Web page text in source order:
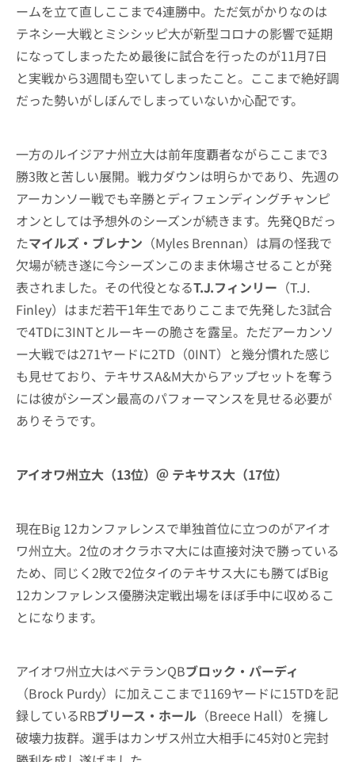
ームを立て直しここまで4連勝中。ただ気がかりなのは
テネシー大戦とミシシッピ大が新型コロナの影響で延期
になってしまったため最後に試合を行ったのが11月7日
と実戦から3週間も空いてしまったこと。ここまで絶好調
だった勢いがしぼんでしまっていないか心配です。
一方のルイジアナ州立大は前年度覇者ながらここまで3
勝3敗と苦しい展開。戦力ダウンは明らかであり、先週の
アーカンソー戦でも辛勝とディフェンディングチャンピ
オンとしては予想外のシーズンが続きます。先発QBだっ
たマイルズ・ブレナン （Myles Brennan）は肩の怪我で
欠場が続き遂に今シーズンこのまま休場させることが発
表されました。その代役となるT.J.フィンリー （T.J.
Finley）はまだ若干1年生でありここまで先発した3試合
で4TDに3INTとルーキーの脆さを露呈。ただアーカンソ
ー大戦では271ヤードに2TD（0INT）と幾分慣れた感じ
も見せており、テキサスA&M大からアップセットを奪う
には彼がシーズン最高のパフォーマンスを見せる必要が
ありそうです。
アイオワ州立大（13位）＠ テキサス大（17位）
現在Big 12カンファレンスで単独首位に立つのがアイオ
ワ州立大。2位のオクラホマ大には直接対決で勝っている
ため、同じく2敗で2位タイのテキサス大にも勝てばBig
12カンファレンス優勝決定戦出場をほぼ手中に収めるこ
とになります。
アイオワ州立大はベテランQBブロック・パーディ
（Brock Purdy）に加えここまで1169ヤードに15TDを記
録しているRBブリース・ホール （Breece Hall）を擁し
破壊力抜群。選手はカンザス州立大相手に45対0と完封